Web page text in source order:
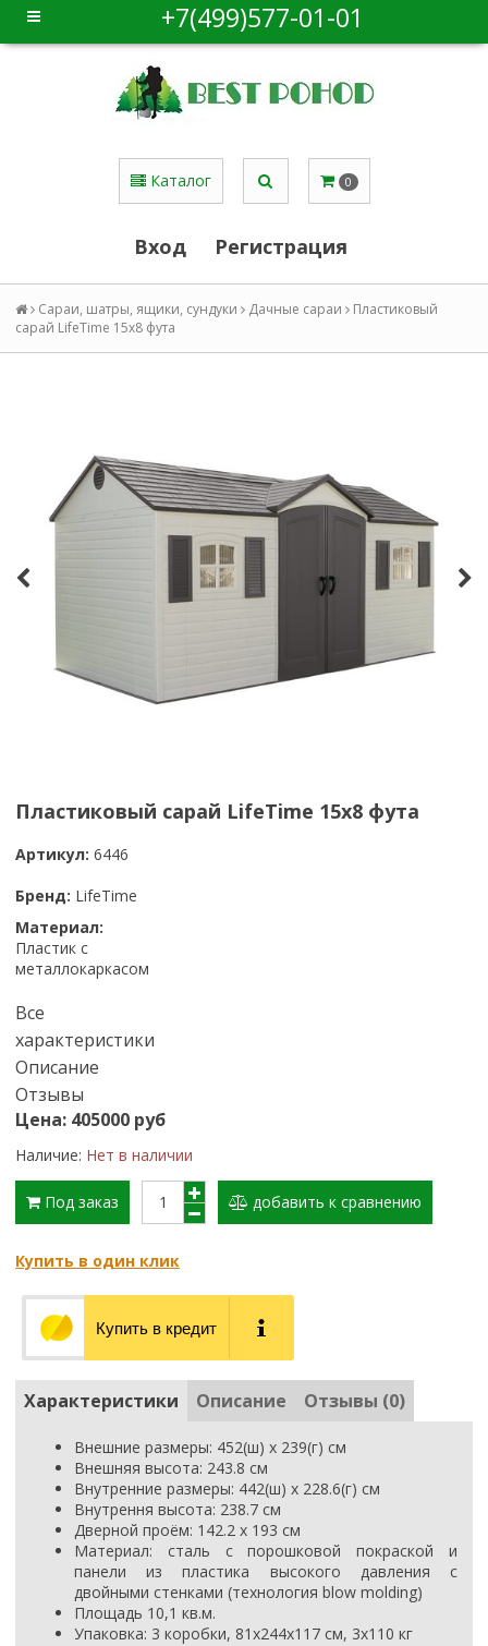
+7(499)577-01-01
Каталог 0
Вход Регистрация
Сараи, шатры, ящики, сундуки Дачные сараи
Пластиковый
сарай LifeTime 15x8 фута
Пластиковый сарай LifeTime 15x8 фута
Артикул: 6446
Бренд: LifeTime
Материал:
Пластик с
металлокаркасом
Все
характеристики
Описание
Отзывы
Цена: 405000 руб
Наличие: Нет в наличии
Под заказ добавить к сравнению
Купить в один клик
Купить в кредит
Характеристики Описание Отзывы (0)
Внешние размеры: 452(ш) х 239(г) см
Внешняя высота: 243.8 см
Внутренние размеры: 442(ш) х 228.6(г) см
Внутрення высота: 238.7 см
Дверной проём: 142.2 x 193 см
Материал: сталь с порошковой покраской и
панели из пластика высокого давления с
двойными стенками (технология blow molding)
Площадь 10,1 кв.м.
Упаковка: 3 коробки, 81х244х117 см, 3х110 кг